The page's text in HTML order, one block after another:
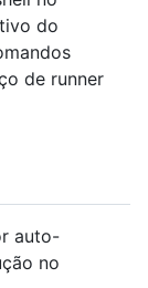
do
de runner
auto-
no